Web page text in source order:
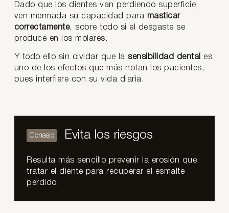
Dado que los dientes van perdiendo superficie,
ven mermada su capacidad para masticar
correctamente, sobre todo si el desgaste se
produce en los molares.
Y todo ello sin olvidar que la sensibilidad dental es
uno de los efectos que más notan los pacientes,
pues interfiere con su vida diaria.
Evita los riesgos
Resulta más sencillo prevenir la erosión que
tratar el diente para recuperar el esmalte
perdido.